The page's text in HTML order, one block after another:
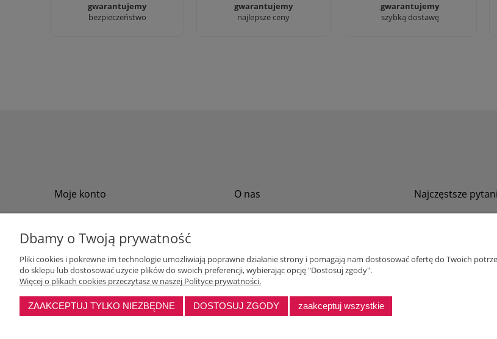
gwarantujemy
bezpieczeństwo
gwarantujemy
najlepsze ceny
gwarantujemy
szybką dostawę
Moje konto
Przechowalnia
Ustawienia konta
O nas
Polityka prywatności
Program lojalnościowy dla firm
Najczęstsze
Dbamy o Twoją prywatność
Pliki cookies i pokrewne im technologie umożliwiają poprawne działanie strony i pomagają nam dostosować ofertę do Twoich
do sklepu lub dostosować użycie plików do swoich preferencji, wybierając opcję "Dostosuj zgody".
Więcej o plikach cookies przeczytasz w naszej Polityce prywatności.
ZAAKCEPTUJ TYLKO NIEZBĘDNE DOSTOSUJ ZGODY zaakceptuj wszystkie